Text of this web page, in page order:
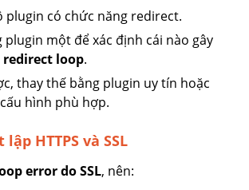
plugin có chức năng redirect.
plugin một để xác định cái nào gây
redirect loop.
thay thế bằng plugin uy tín hoặc
hình phù hợp.
HTTPS và SSL
error do SSL, nên: